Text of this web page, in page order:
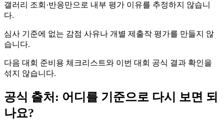
갤러리 조회·반응만으로 내부 평가 이유를 추정하지 않습니
다.
심사 기준에 없는 감점 사유나 개별 제출작 평가를 만들지 않
습니다.
다음 대회 준비용 체크리스트와 이번 대회 공식 결과 확인을
섞지 않습니다.
공식 출처: 어디를 기준으로 다시 보면 되
나요?